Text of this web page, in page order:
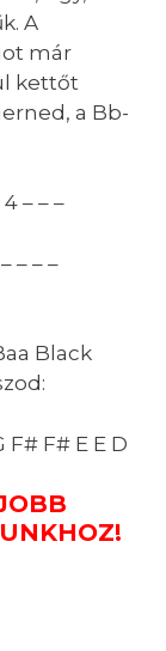
A
már
kettőt
a Bb-
– – –
– – –
Black
F# F# E E D
!